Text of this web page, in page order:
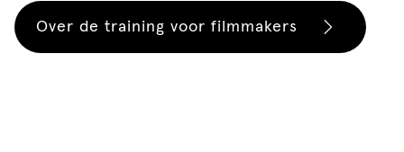
Over de training voor filmmakers